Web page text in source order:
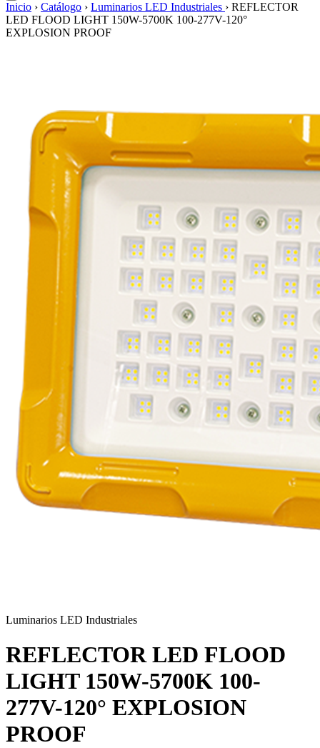
Inicio › Catálogo › Luminarios LED Industriales › REFLECTOR
LED FLOOD LIGHT 150W-5700K 100-277V-120°
EXPLOSION PROOF
Luminarios LED Industriales
REFLECTOR LED FLOOD
LIGHT 150W-5700K 100-
277V-120° EXPLOSION
PROOF